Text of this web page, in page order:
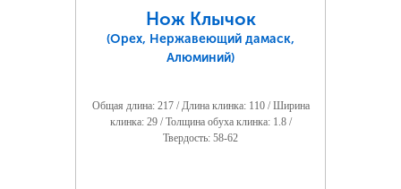
Нож Клычок
(Орех, Нержавеющий дамаск,
Алюминий)
Общая длина: 217 / Длина клинка: 110 / Ширина
клинка: 29 / Толщина обуха клинка: 1.8 /
Твердость: 58-62